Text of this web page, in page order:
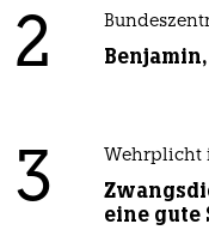
2
3 Wehrplicht
eine gute